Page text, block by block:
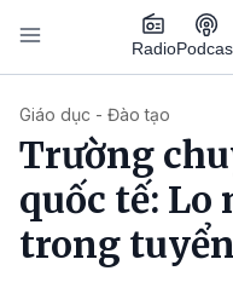
Nhảy đến nội dung
Radio
Giáo dục - Đào tạo
Trường
quốc tế: Lo
trong